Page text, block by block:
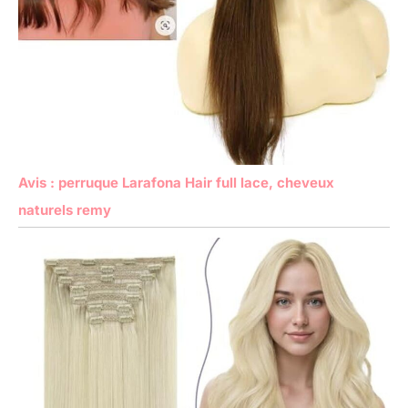
Avis : perruque Larafona Hair full lace, cheveux
naturels remy